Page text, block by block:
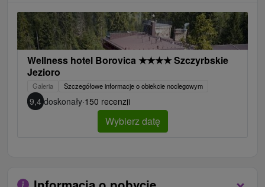
Wellness hotel Borovica ★★★★Szczyrbskie
Jezioro
Galeria Szczegółowe informacje o obiekcie noclegowym
9,4 doskonały·150 recenzji
Wybierz datę